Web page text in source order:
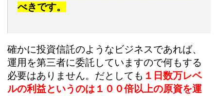
べきです。
確かに投資信託のようなビジネスであれば、
運用を第三者に委託していますので何もする
必要はありません。だとしても １日数万レベ
ルの利益というのは１００倍以上の原資を運